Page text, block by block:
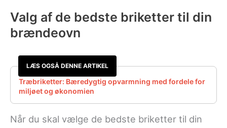
Valg af de bedste briketter til din
brændeovn
LÆS OGSÅ DENNE ARTIKEL
Træbriketter: Bæredygtig opvarmning med fordele for
miljøet og økonomien
Når du skal vælge de bedste briketter til din